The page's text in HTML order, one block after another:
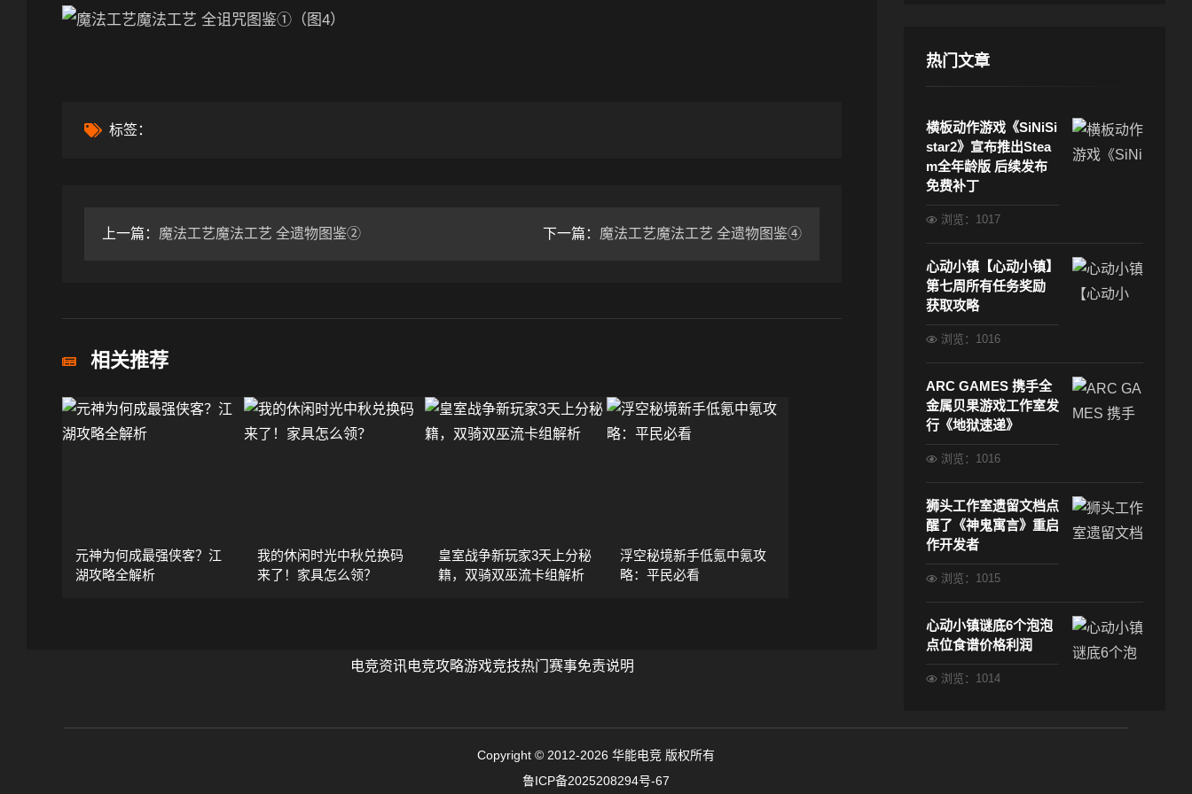
标签：
上一篇： 魔法工艺魔法工艺 全遗物图鉴② 下一篇： 魔法工艺魔法工艺 全遗物图鉴④
相关推荐
元神为何成最强侠客？江
湖攻略全解析
我的休闲时光中秋兑换码
来了！家具怎么领？
皇室战争新玩家3天上分秘
籍，双骑双巫流卡组解析
浮空秘境新手低氪中氪攻
略：平民必看
热门文章
横板动作游戏《SiNiSi
star2》宣布推出Stea
m全年龄版 后续发布
免费补丁
浏览：1017
心动小镇【心动小镇】
第七周所有任务奖励
获取攻略
浏览：1016
ARC GAMES 携手全
金属贝果游戏工作室发
行《地狱速递》
浏览：1016
狮头工作室遗留文档点
醒了《神鬼寓言》重启
作开发者
浏览：1015
心动小镇谜底6个泡泡
点位食谱价格利润
浏览：1014
电竞资讯电竞攻略游戏竞技热门赛事免责说明
Copyright © 2012-2026 华能电竞 版权所有
鲁ICP备2025208294号-67